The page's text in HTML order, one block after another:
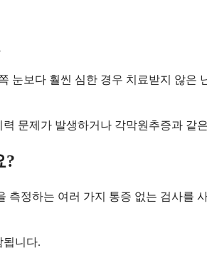
눈보다 훨씬 심한 경우 치료받지 않
문제가 발생하거나 각막원추증과 같
?
측정하는 여러 가지 통증 없는 검사를
됩니다.